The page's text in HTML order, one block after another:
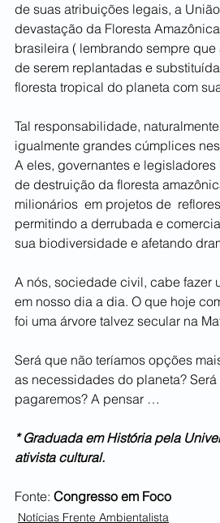
de suas atribuições legais, a
devastação da Floresta
brasileira ( lembrando sempre
de serem replantadas e
floresta tropical do planeta com
Tal responsabilidade,
igualmente grandes cúmplices
A eles, governantes e
de destruição da floresta
milionários  em projetos de
permitindo a derrubada e
sua biodiversidade e afetando
A nós, sociedade civil, cabe fazer
em nosso dia a dia. O que hoje
foi uma árvore talvez secular na
Será que não teríamos opções
as necessidades do planeta?
pagaremos? A pensar …
* Graduada em História pela
ativista cultural.
Fonte: Congresso em Foco
Notícias Frente Ambientalista